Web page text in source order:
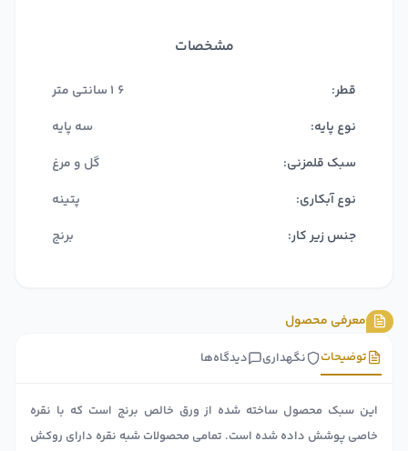
مشخصات
قطر:
16سانتی متر
نوع پایه:
سه پایه
سبک قلمزنی:
گل و مرغ
نوع آبکاری:
پتینه
جنس زیر کار:
برنج
معرفی محصول
دیدگاه‌ها نگهداری توضیحات
این سبک محصول ساخته شده از ورق خالص برنج است که با نقره
خاصی پوشش داده شده است. تمامی محصولات شبه نقره دارای روکش